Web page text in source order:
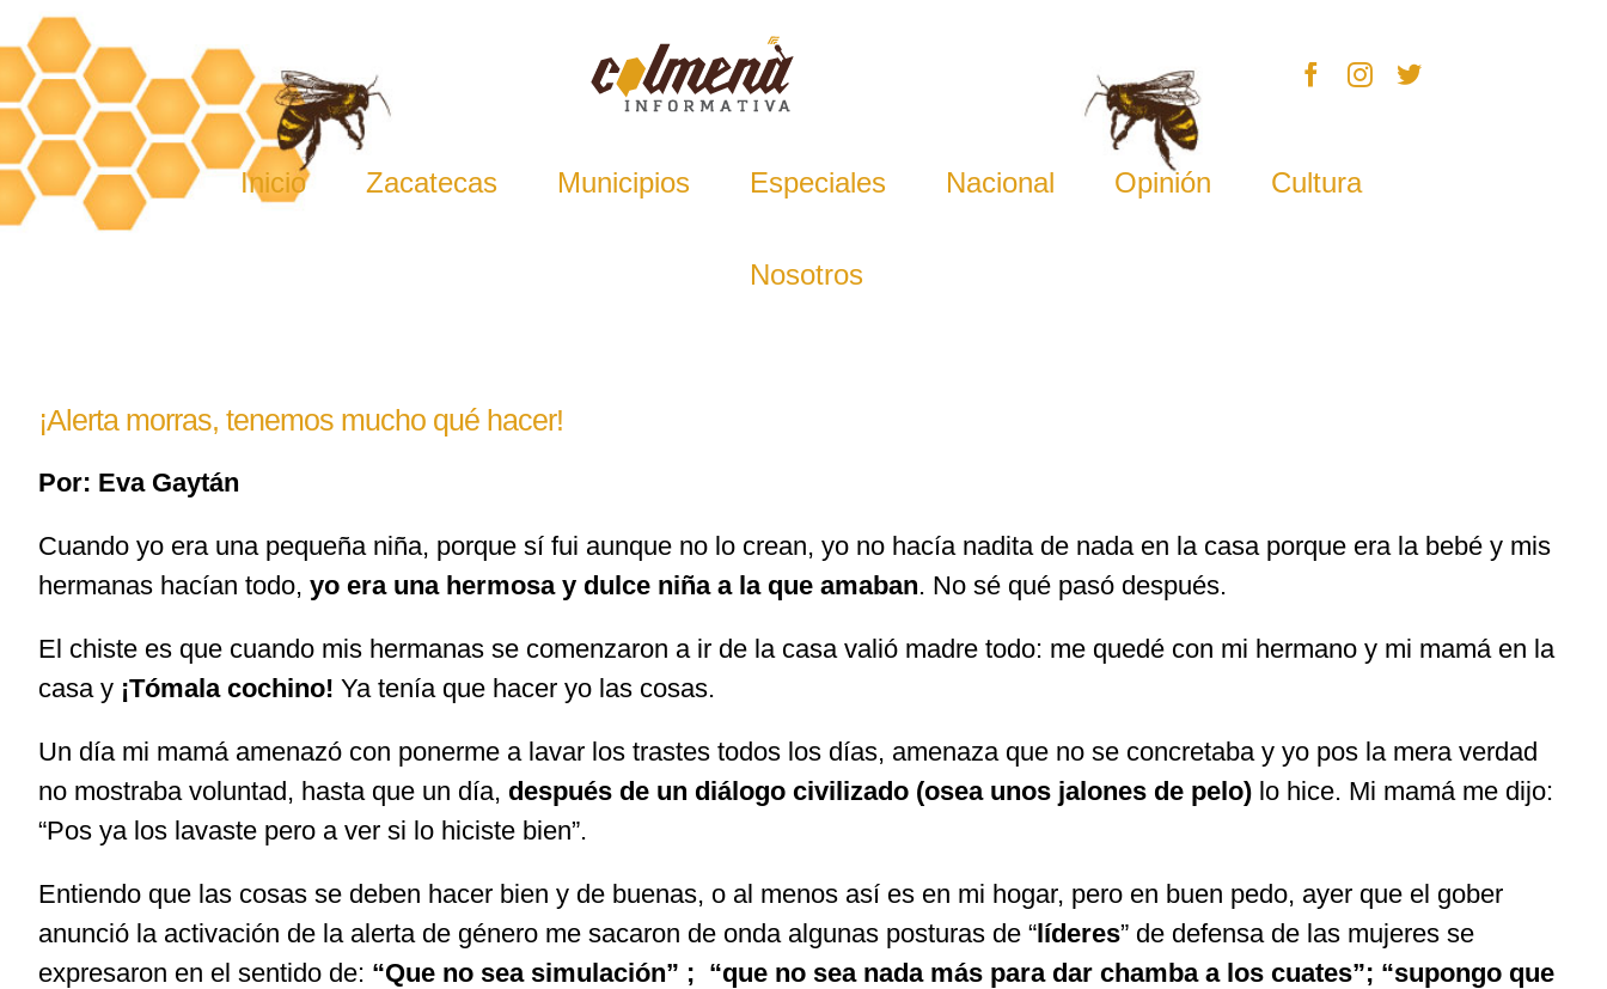
Skip
to
content
Inicio Zacatecas Municipios Especiales Nacional Opinión Cultura
Nosotros
¡Alerta morras, tenemos mucho qué hacer!
Por: Eva Gaytán
Cuando yo era una pequeña niña, porque sí fui aunque no lo crean, yo no hacía nadita de nada en la casa porque era la bebé y mis
hermanas hacían todo, yo era una hermosa y dulce niña a la que amaban. No sé qué pasó después.
El chiste es que cuando mis hermanas se comenzaron a ir de la casa valió madre todo: me quedé con mi hermano y mi mamá en la
casa y ¡Tómala cochino! Ya tenía que hacer yo las cosas.
Un día mi mamá amenazó con ponerme a lavar los trastes todos los días, amenaza que no se concretaba y yo pos la mera verdad
no mostraba voluntad, hasta que un día, después de un diálogo civilizado (osea unos jalones de pelo) lo hice. Mi mamá me dijo:
“Pos ya los lavaste pero a ver si lo hiciste bien”.
Entiendo que las cosas se deben hacer bien y de buenas, o al menos así es en mi hogar, pero en buen pedo, ayer que el gober
anunció la activación de la alerta de género me sacaron de onda algunas posturas de “líderes” de defensa de las mujeres se
expresaron en el sentido de: “Que no sea simulación” ; “que no sea nada más para dar chamba a los cuates”; “supongo que